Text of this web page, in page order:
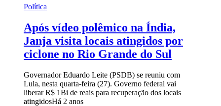
Política
Após vídeo polêmico na Índia,
Janja visita locais atingidos por
ciclone no Rio Grande do Sul
Governador Eduardo Leite (PSDB) se reuniu com
Lula, nesta quarta-feira (27). Governo federal vai
liberar R$ 1Bi de reais para recuperação dos locais
atingidosHá 2 anos